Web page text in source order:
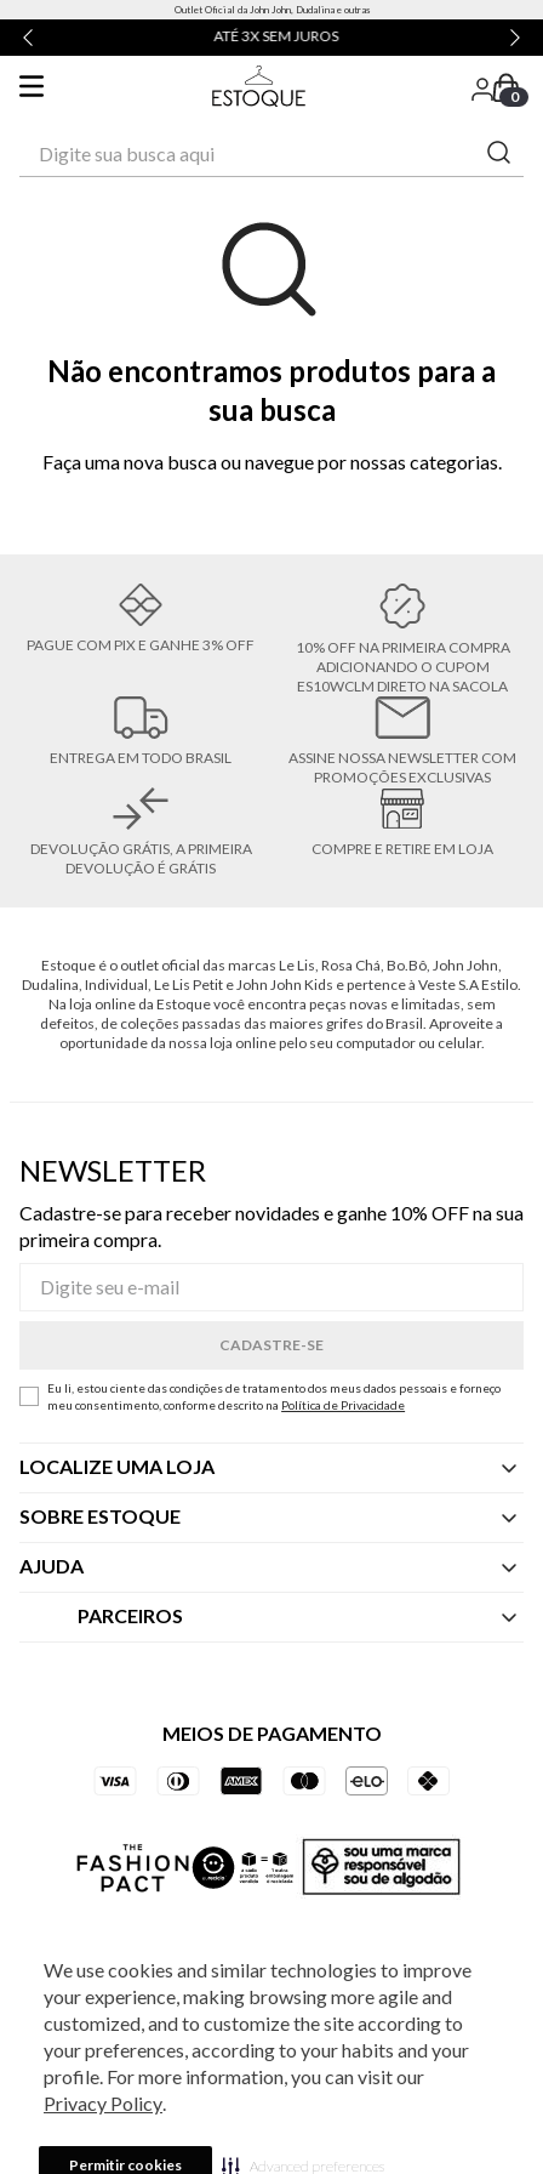
We use cookies and similar technologies to improve
your experience, making browsing more agile and
customized, and to customize the site according to
your preferences, according to your habits and your
profile. For more information, you can visit our
Privacy Policy.
Permitir cookies Advanced preferences
Outlet Oficial da John John, Dudalina e outras
ATÉ 3X SEM JUROS
0
Não encontramos produtos para a
sua busca
Faça uma nova busca ou navegue por nossas categorias.
PAGUE COM PIX E GANHE 3% OFF
10% OFF NA PRIMEIRA COMPRA
ADICIONANDO O CUPOM
ES10WCLM DIRETO NA SACOLA
ENTREGA EM TODO BRASIL
ASSINE NOSSA NEWSLETTER COM
PROMOÇÕES EXCLUSIVAS
DEVOLUÇÃO GRÁTIS, A PRIMEIRA
DEVOLUÇÃO É GRÁTIS
COMPRE E RETIRE EM LOJA
Estoque é o outlet oficial das marcas Le Lis, Rosa Chá, Bo.Bô, John John,
Dudalina, Individual, Le Lis Petit e John John Kids e pertence à Veste S.A Estilo.
Na loja online da Estoque você encontra peças novas e limitadas, sem
defeitos, de coleções passadas das maiores grifes do Brasil. Aproveite a
oportunidade da nossa loja online pelo seu computador ou celular.
NEWSLETTER
Cadastre-se para receber novidades e ganhe 10% OFF na sua
primeira compra.
Eu li, estou ciente das condições de tratamento dos meus dados pessoais e forneço
meu consentimento, conforme descrito na Política de Privacidade
LOCALIZE UMA LOJA
SOBRE ESTOQUE
Quem Somos
AJUDA
Central de Atendimento
Trocas e Devoluções
PARCEIROS
Vai de Visa
Azul Fidelidade
MEIOS DE PAGAMENTO
2025 - Veste S.A Estilo. Todos os direitos reservados - A loja Estoque reserva-
se no direito de corrigir ou alterar informações como: preços, promoções e
880 5520.Horário de Atendimento:
Sábados das 8h às 14h, exceto feriados. Veste S.A Estilo. Rua Othão, 405, Vila